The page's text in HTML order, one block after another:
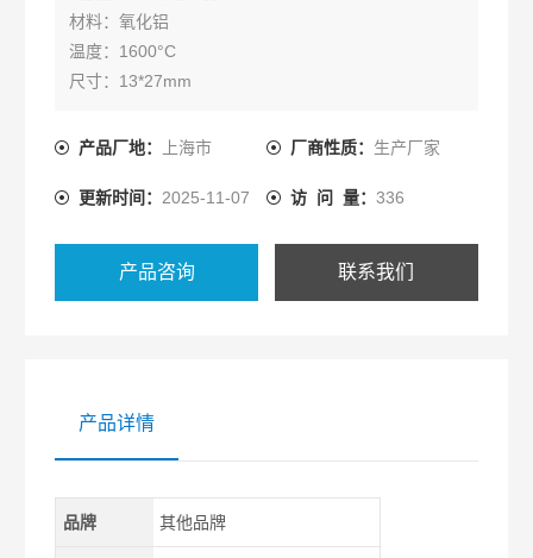
材料：氧化铝
温度：1600°C
尺寸：13*27mm
产品厂地： 上海市 厂商性质： 生产厂家
更新时间： 2025-11-07 访 问 量： 336
产品咨询 联系我们
产品详情
品牌 其他品牌